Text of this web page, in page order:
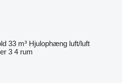
33 m³ Hjulophæng luft/luft
3 4 rum